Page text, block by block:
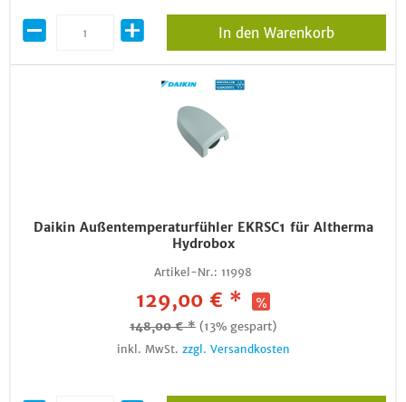
In den Warenkorb
Daikin Außentemperaturfühler EKRSC1 für Altherma
Hydrobox
Artikel-Nr.: 11998
129,00 € *
148,00 € * (13% gespart)
inkl. MwSt. zzgl. Versandkosten